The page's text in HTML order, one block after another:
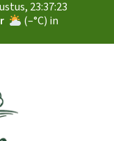
, 23:37:24
(–°C) in